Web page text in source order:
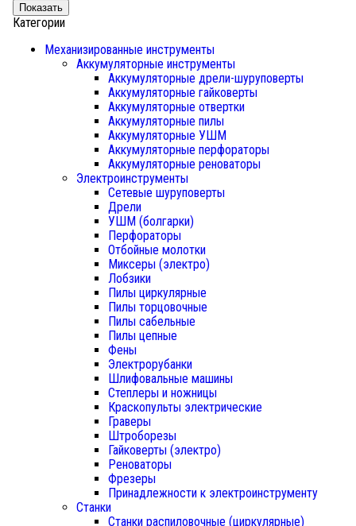
Показать
Категории
Механизированные инструменты
Аккумуляторные инструменты
Аккумуляторные дрели-шуруповерты
Аккумуляторные гайковерты
Аккумуляторные отвертки
Аккумуляторные пилы
Аккумуляторные УШМ
Аккумуляторные перфораторы
Аккумуляторные реноваторы
Электроинструменты
Сетевые шуруповерты
Дрели
УШМ (болгарки)
Перфораторы
Отбойные молотки
Миксеры (электро)
Лобзики
Пилы циркулярные
Пилы торцовочные
Пилы сабельные
Пилы цепные
Фены
Электрорубанки
Шлифовальные машины
Степлеры и ножницы
Краскопульты электрические
Граверы
Штроборезы
Гайковерты (электро)
Реноваторы
Фрезеры
Принадлежности к электроинструменту
Станки
Станки распиловочные (циркулярные)